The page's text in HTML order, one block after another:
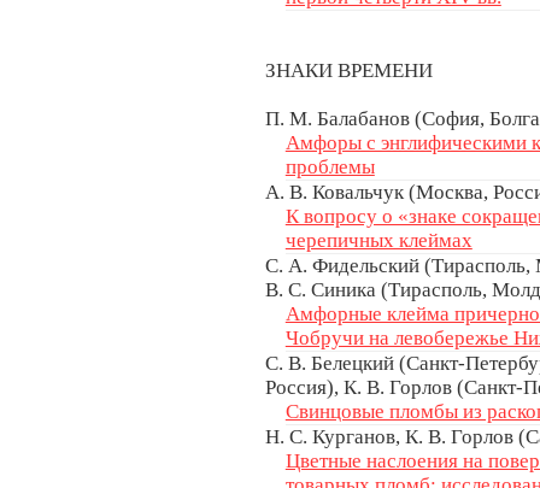
ЗНАКИ ВРЕМЕНИ
П. М. Балабанов (София,
Амфоры с энглифическими
проблемы
А. В. Ковальчук (Москва,
К вопросу о «знаке
черепичных клеймах
С. А. Фидельский
В. С. Синика (Тирасполь,
Амфорные клейма
Чобручи на левобережье
С. В. Белецкий (Санкт-
Россия), К. В. Горлов (Санкт-
Свинцовые пломбы из
Н. С. Курганов, К. В. Горлов
Цветные наслоения на